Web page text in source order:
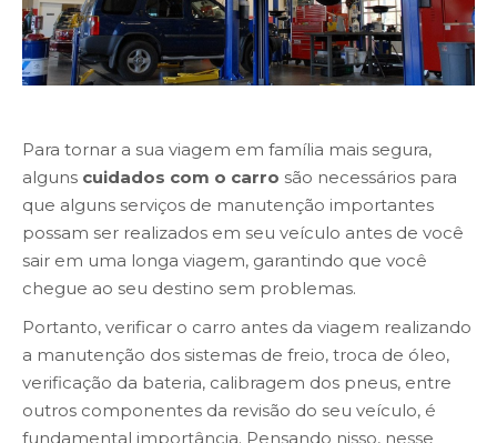
Para tornar a sua viagem em família mais segura,
alguns cuidados com o carro são necessários para
que alguns serviços de manutenção importantes
possam ser realizados em seu veículo antes de você
sair em uma longa viagem, garantindo que você
chegue ao seu destino sem problemas.
Portanto, verificar o carro antes da viagem realizando
a manutenção dos sistemas de freio, troca de óleo,
verificação da bateria, calibragem dos pneus, entre
outros componentes da revisão do seu veículo, é
fundamental importância. Pensando nisso, nesse